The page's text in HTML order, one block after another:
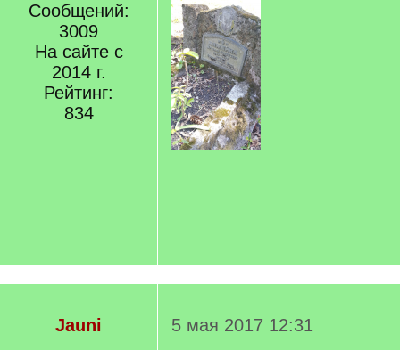
Сообщений:
3009
На сайте с
2014 г.
Рейтинг:
834
Jauni
5 мая 2017 12:31